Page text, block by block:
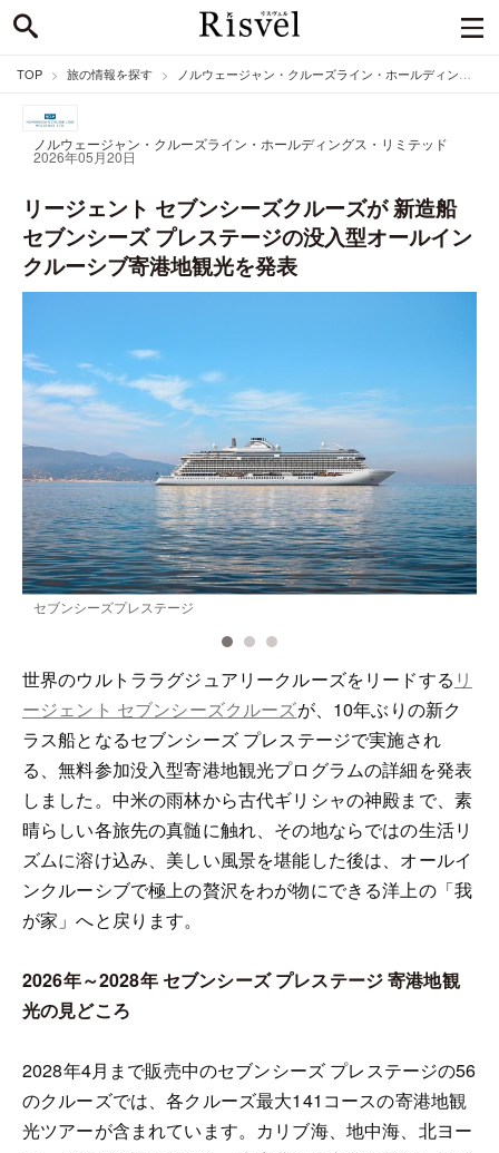
TOP 旅の情報を探す ノルウェージャン・クルーズライン・ホールディングス・リミテッドのニュース
ノルウェージャン・クルーズライン・ホールディングス・リミテッド
2026年05月20日
リージェント セブンシーズクルーズが 新造船
セブンシーズ プレステージの没入型オールイン
クルーシブ寄港地観光を発表
セブンシーズプレステージ
世界のウルトララグジュアリークルーズをリードする リ
ージェント セブンシーズクルーズが、10年ぶりの新ク
ラス船となるセブンシーズ プレステージで実施され
る、無料参加没入型寄港地観光プログラムの詳細を発表
しました。中米の雨林から古代ギリシャの神殿まで、素
晴らしい各旅先の真髄に触れ、その地ならではの生活リ
ズムに溶け込み、美しい風景を堪能した後は、オールイ
ンクルーシブで極上の贅沢をわが物にできる洋上の「我
が家」へと戻ります。
2026年～2028年 セブンシーズ プレステージ 寄港地観
光の見どころ
2028年4月まで販売中のセブンシーズ プレステージの56
のクルーズでは、各クルーズ最大141コースの寄港地観
光ツアーが含まれています。カリブ海、地中海、北ヨー